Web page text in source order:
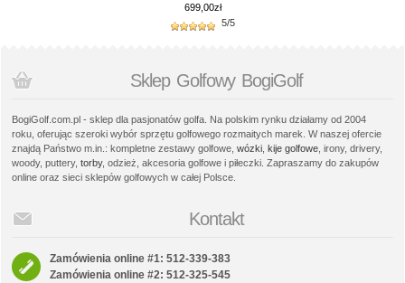
699,00zł
5/5
Sklep Golfowy BogiGolf
BogiGolf.com.pl - sklep dla pasjonatów golfa. Na polskim rynku działamy od 2004
roku, oferując szeroki wybór sprzętu golfowego rozmaitych marek. W naszej ofercie
znajdą Państwo m.in.: kompletne zestawy golfowe, wózki kije golfowe , irony, drivery,
woody, puttery, torby, odzież, akcesoria golfowe i piłeczki. Zapraszamy do zakupów
online oraz sieci sklepów golfowych w całej Polsce.
Kontakt
Zamówienia online #1: 512-339-383
Zamówienia online #2: 512-325-545